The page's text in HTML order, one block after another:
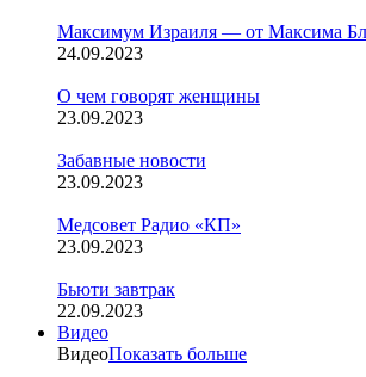
Максимум Израиля — от Максима
24.09.2023
О чем говорят женщины
23.09.2023
Забавные новости
23.09.2023
Медсовет Радио «КП»
23.09.2023
Бьюти завтрак
22.09.2023
Видео
ВидеоПоказать больше